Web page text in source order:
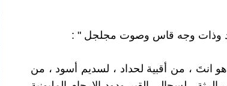
وذات وجه قاس وصوت مجلجل " :
انتَ ، من أقبية لحداد ، لسديم أسود ، من